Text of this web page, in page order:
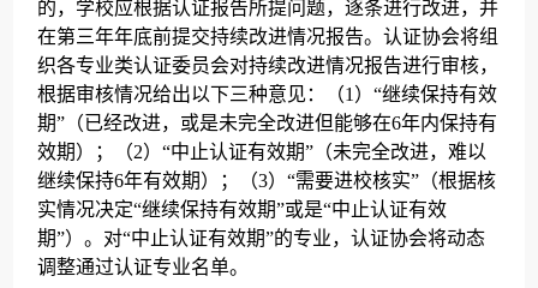
的，学校应根据认证报告所提问题，逐条进行改进，并
在第三年年底前提交持续改进情况报告。认证协会将组
织各专业类认证委员会对持续改进情况报告进行审核，
根据审核情况给出以下三种意见：（1）“继续保持有效
期”（已经改进，或是未完全改进但能够在6年内保持有
效期）；（2）“中止认证有效期”（未完全改进，难以
继续保持6年有效期）；（3）“需要进校核实”（根据核
实情况决定“继续保持有效期”或是“中止认证有效
期”）。对“中止认证有效期”的专业，认证协会将动态
调整通过认证专业名单。